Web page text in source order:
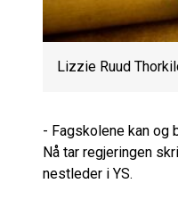
Lizzie Ruud
- Fagskolene kan og
Nå tar regjeringen
nestleder i YS.